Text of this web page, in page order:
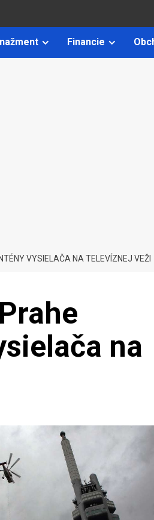
Financie
VYSIELAČA NA TELEVÍZNEJ VEŽI
na